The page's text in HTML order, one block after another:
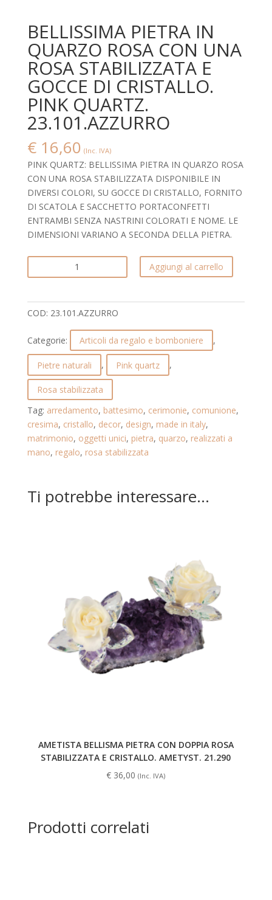
BELLISSIMA PIETRA IN
QUARZO ROSA CON UNA
ROSA STABILIZZATA E
GOCCE DI CRISTALLO.
PINK QUARTZ.
23.101.AZZURRO
€16,60 (Inc. IVA)
PINK QUARTZ: BELLISSIMA PIETRA IN QUARZO ROSA
CON UNA ROSA STABILIZZATA DISPONIBILE IN
DIVERSI COLORI, SU GOCCE DI CRISTALLO, FORNITO
DI SCATOLA E SACCHETTO PORTACONFETTI
ENTRAMBI SENZA NASTRINI COLORATI E NOME. LE
DIMENSIONI VARIANO A SECONDA DELLA PIETRA.
PIETRA
QUARZO
ROSA
UNA
ROSA
STABILIZZATA
GOCCE
DI
CRISTALLO.
PINK
QUARTZ.
Aggiungi al carrello
COD: 23.101.AZZURRO
Categorie: Articoli da regalo e bomboniere ,
Pietre naturali , Pink quartz ,
Rosa stabilizzata
Tag: arredamento, battesimo, cerimonie, comunione,
cresima, cristallo, decor, design, made in italy,
matrimonio, oggetti unici, pietra, quarzo, realizzati a
mano, regalo, rosa stabilizzata
Ti potrebbe interessare…
AMETISTA BELLISMA PIETRA CON DOPPIA ROSA
STABILIZZATA E CRISTALLO. AMETYST. 21.290
€ 36,00 (Inc. IVA)
Prodotti correlati